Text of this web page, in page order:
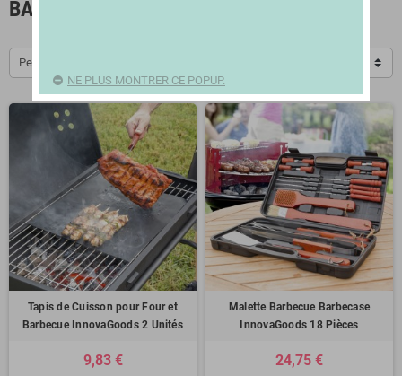
BARBECUES ET ACCESSOIRES
Pertinence
Tapis de Cuisson pour Four et
Barbecue InnovaGoods 2 Unités
9,83 €
Malette Barbecue Barbecase
InnovaGoods 18 Pièces
24,75 €
NE PLUS MONTRER CE POPUP.